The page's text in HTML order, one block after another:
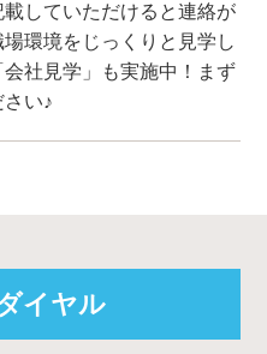
していただけると連絡が
環境をじっくりと見学し
社見学」も実施中！まず
い♪
イヤル